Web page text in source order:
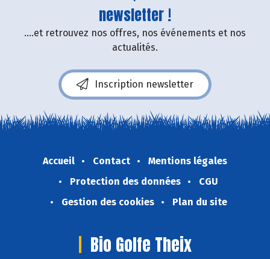
newsletter !
....et retrouvez nos offres, nos événements et nos
actualités.
Inscription newsletter
Accueil Contact
Mentions légales
Protection des données
CGU
Gestion des cookies
Plan du site
Bio Golfe Theix